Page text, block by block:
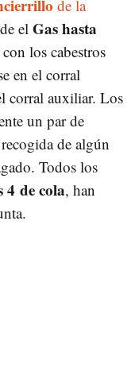
de la
el Gas hasta
los cabestros
en el corral
corral auxiliar. Los
un par de
de algún
Todos los
4 de cola, han